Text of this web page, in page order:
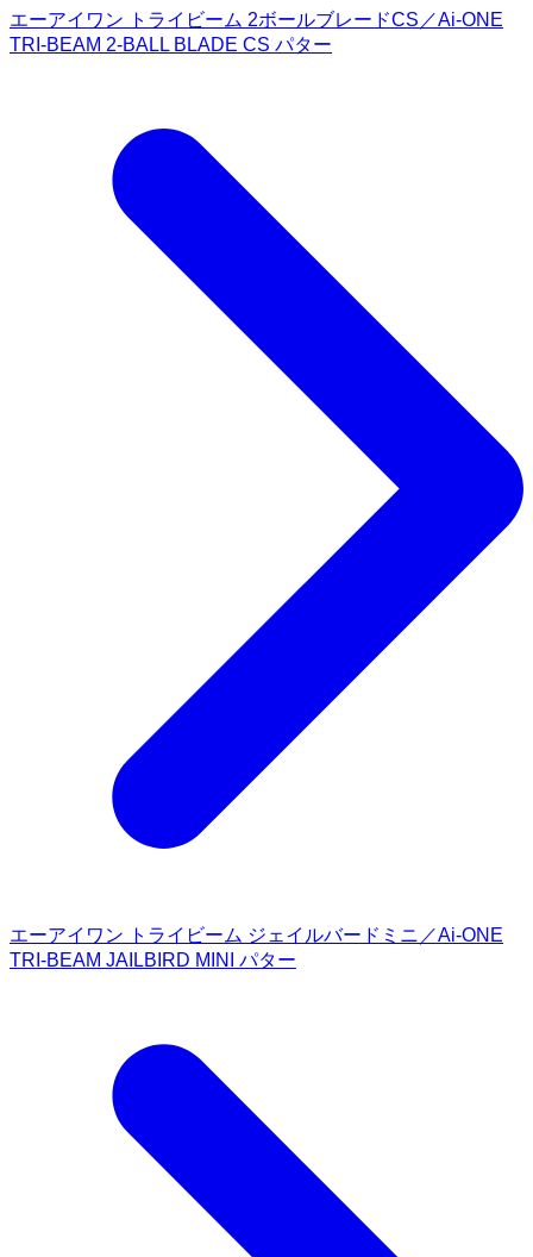
エーアイワン トライビーム 2ボールブレードCS／Ai-ONE
TRI-BEAM 2-BALL BLADE CS パター
エーアイワン トライビーム ジェイルバードミニ／Ai-ONE
TRI-BEAM JAILBIRD MINI パター